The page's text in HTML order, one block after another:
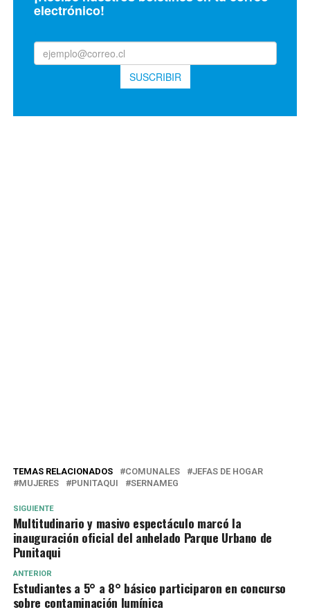
TEMAS RELACIONADOS COMUNALES
JEFAS DE HOGAR
MUJERES
PUNITAQUI SERNAMEG
SIGUIENTE
Multitudinario y masivo espectáculo marcó la
inauguración oficial del anhelado Parque Urbano de
Punitaqui
ANTERIOR
Estudiantes a 5° a 8° básico participaron en concurso
sobre contaminación lumínica